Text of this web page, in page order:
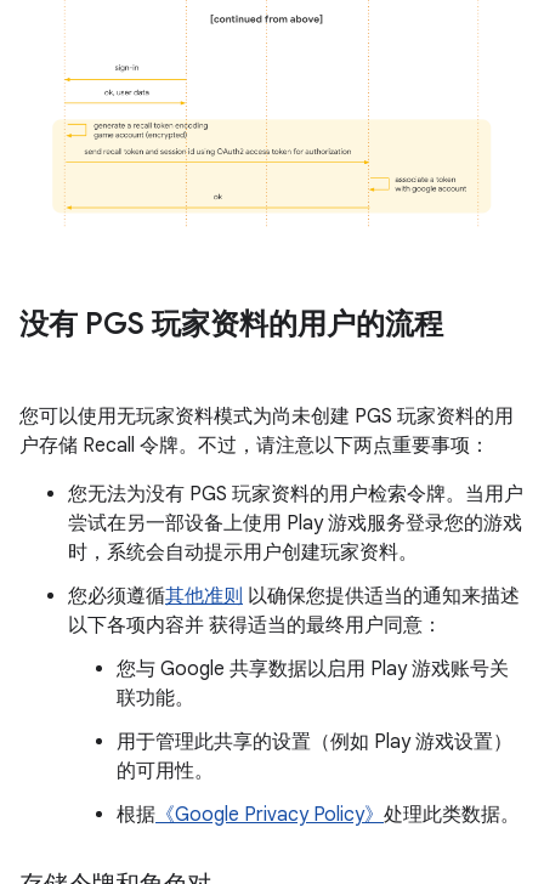
没有 PGS 玩家资料的用户的流程
您可以使用无玩家资料模式为尚未创建 PGS 玩家资料的用
户存储 Recall 令牌。不过，请注意以下两点重要事项：
您无法为没有 PGS 玩家资料的用户检索令牌。当用户
尝试在另一部设备上使用 Play 游戏服务登录您的游戏
时，系统会自动提示用户创建玩家资料。
您必须遵循其他准则 以确保您提供适当的通知来描述
以下各项内容并 获得适当的最终用户同意：
您与 Google 共享数据以启用 Play 游戏账号关
联功能。
用于管理此共享的设置（例如 Play 游戏设置）
的可用性。
根据 《Google Privacy Policy》 处理此类数据。